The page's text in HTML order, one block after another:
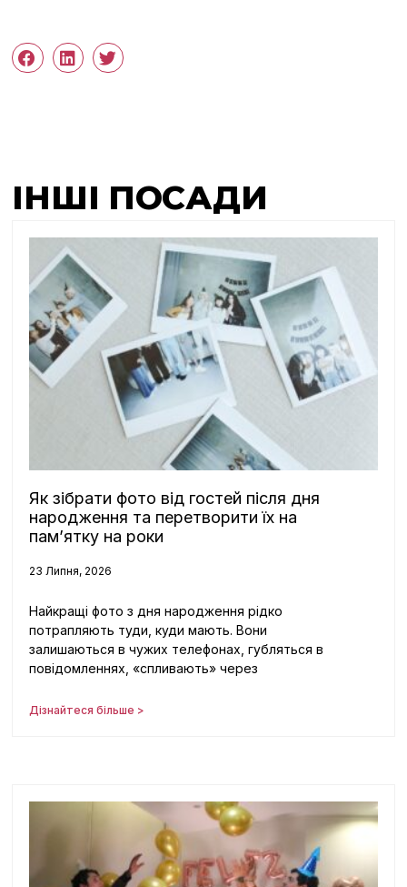
ІНШІ ПОСАДИ
Як зібрати фото від гостей після дня
народження та перетворити їх на
пам’ятку на роки
23 Липня, 2026
Найкращі фото з дня народження рідко
потрапляють туди, куди мають. Вони
залишаються в чужих телефонах, губляться в
повідомленнях, «спливають» через
Дізнайтеся більше >